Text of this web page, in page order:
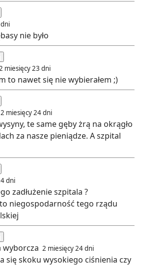
nie było
miesięcy 23 dni
to nawet się nie wybierałem ;)
2 miesięcy 24 dni
te same gęby żrą na okrągło
za nasze pieniądze. A szpital
dni
zadłużenie szpitala ?
niegospodarność tego rządu
wyborcza 2 miesięcy 24 dni
się skoku wysokiego ciśnienia czy